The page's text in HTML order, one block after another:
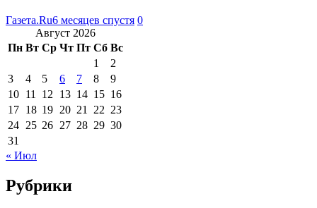
Газета.Ru6 месяцев спустя 0
Август 2026
Пн Вт Ср Чт Пт Сб Вс
1
2
3
4 5 6 7 8
9
10 11 12 13 14 15 16
17 18 19 20 21 22 23
24 25 26 27 28 29 30
31
« Июл
Рубрики